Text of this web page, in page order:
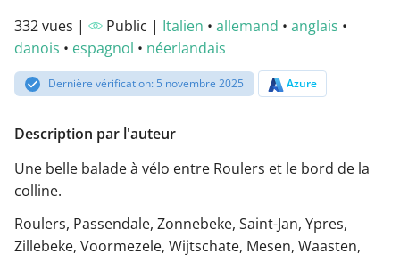
332 vues | Public | Italien • allemand • anglais •
danois • espagnol • néerlandais
Dernière vérification: 5 novembre 2025 Azure
Description par l'auteur
Une belle balade à vélo entre Roulers et le bord de la
colline.
Roulers, Passendale, Zonnebeke, Saint-Jan, Ypres,
Zillebeke, Voormezele, Wijtschate, Mesen, Waasten,